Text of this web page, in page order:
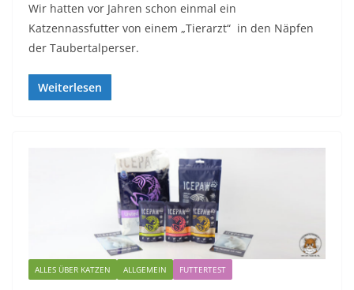
Wir hatten vor Jahren schon einmal ein
Katzennassfutter von einem „Tierarzt“ in den Näpfen
der Taubertalperser.
Weiterlesen
ALLES ÜBER KATZEN ALLGEMEIN FUTTERTEST